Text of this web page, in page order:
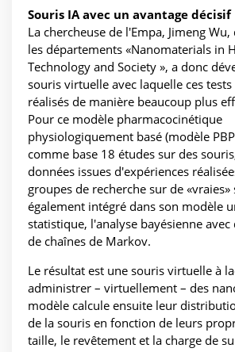
Souris IA avec un avantage décisif
La chercheuse de l'Empa, Jimeng
les départements «Nanomaterials in
Technology and Society », a donc
souris virtuelle avec laquelle ces
réalisés de manière beaucoup plus
Pour ce modèle pharmacocinétique
physiologiquement basé (modèle
comme base 18 études sur des
données issues d'expériences
groupes de recherche sur de «vraies»
également intégré dans son modèle
statistique, l'analyse bayésienne
de chaînes de Markov.
Le résultat est une souris virtuelle à
administrer – virtuellement – des
modèle calcule ensuite leur
de la souris en fonction de leurs
taille, le revêtement et la charge de